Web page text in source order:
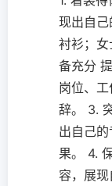
现出自己
衬衫；
备充分
岗位、
辞。 3.
出自己
果。 4.
容，展